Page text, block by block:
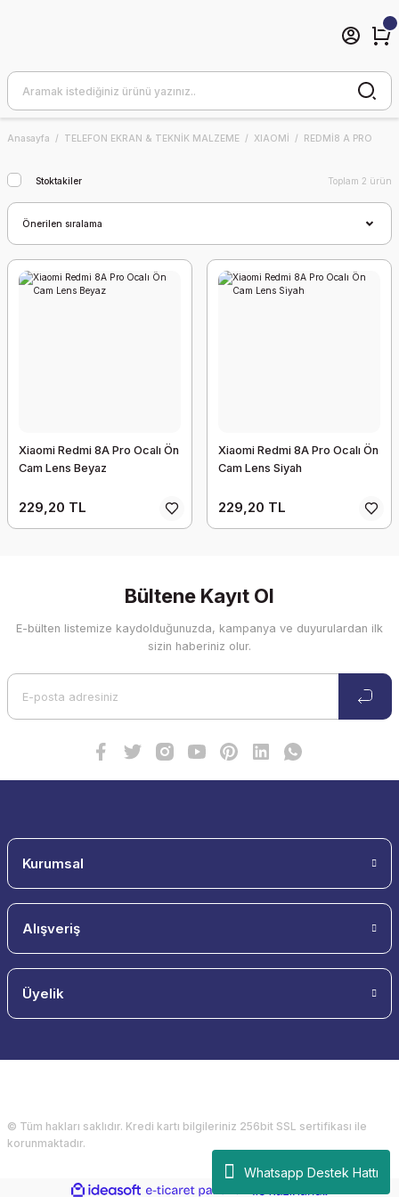
Whatsapp Destek Hattı
Anasayfa TELEFON EKRAN & TEKNİK MALZEME XIAOMİ REDMİ8 A PRO
Stoktakiler Toplam 2 ürün
Xiaomi Redmi 8A Pro Ocalı Ön
Cam Lens Beyaz
229,20 TL
Xiaomi Redmi 8A Pro Ocalı Ön
Cam Lens Siyah
229,20 TL
Bültene Kayıt Ol
E-bülten listemize kaydolduğunuzda, kampanya ve duyurulardan ilk
sizin haberiniz olur.
Kurumsal
Alışveriş
Üyelik
© Tüm hakları saklıdır. Kredi kartı bilgileriniz 256bit SSL sertifikası ile
korunmaktadır.
ideasoft